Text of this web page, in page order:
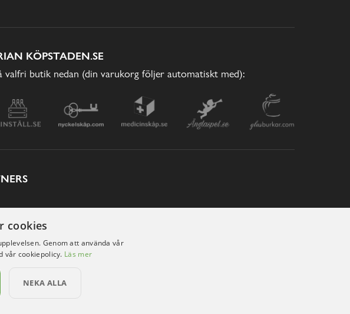
KÖPSTADEN.SE
valfri butik nedan (din varukorg följer automatiskt med):
cookies
Genom att använda vår
vår cookiepolicy. Läs mer
NEKA ALLA